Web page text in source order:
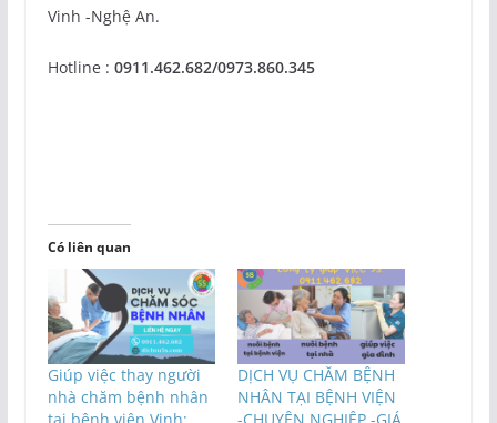
Vinh -Nghệ An.
Hotline : 0911.462.682/0973.860.345
Có liên quan
Giúp việc thay người
nhà chăm bệnh nhân
DỊCH VỤ CHĂM BỆNH
NHÂN TẠI BỆNH VIỆN